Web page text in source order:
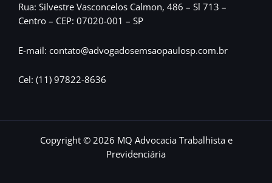
Rua: Silvestre Vasconcelos Calmon, 486 – Sl 713 –
Centro – CEP: 07020-001 – SP
E-mail: contato@advogadosemsaopaulosp.com.br
Cel: (11) 97822-8636
Copyright © 2026 MQ Advocacia Trabalhista e
Previdenciária